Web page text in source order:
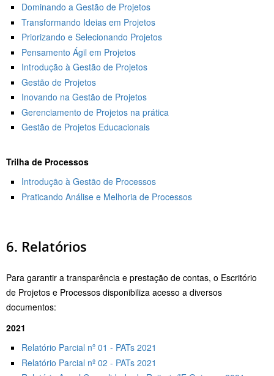
Dominando a Gestão de Projetos
Transformando Ideias em Projetos
Priorizando e Selecionando Projetos
Pensamento Ágil em Projetos
Introdução à Gestão de Projetos
Gestão de Projetos
Inovando na Gestão de Projetos
Gerenciamento de Projetos na prática
Gestão de Projetos Educacionais
Trilha de Processos
Introdução à Gestão de Processos
Praticando Análise e Melhoria de Processos
6. Relatórios
Para garantir a transparência e prestação de contas, o Escritório
de Projetos e Processos disponibiliza acesso a diversos
documentos:
2021
Relatório Parcial nº 01 - PATs 2021
Relatório Parcial nº 02 - PATs 2021